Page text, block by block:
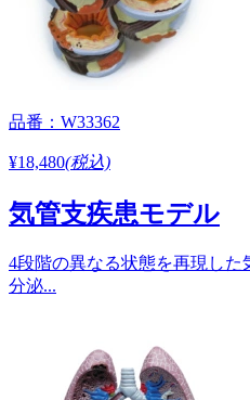
品番：W33362
¥18,480(税込)
気管支疾患モデル
4段階の異なる状態を再現し
分泌...